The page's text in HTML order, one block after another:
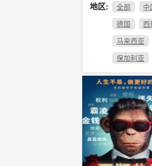
地区: 全部 中
德国
西
马来西亚
保加利亚